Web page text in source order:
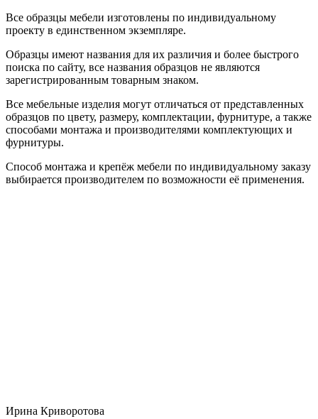
Все образцы мебели изготовлены по индивидуальному
проекту в единственном экземпляре.
Образцы имеют названия для их различия и более быстрого
поиска по сайту, все названия образцов не являются
зарегистрированным товарным знаком.
Все мебельные изделия могут отличаться от представленных
образцов по цвету, размеру, комплектации, фурнитуре, а также
способами монтажа и производителями комплектующих и
фурнитуры.
Способ монтажа и крепёж мебели по индивидуальному заказу
выбирается производителем по возможности её применения.
Ирина Криворотова